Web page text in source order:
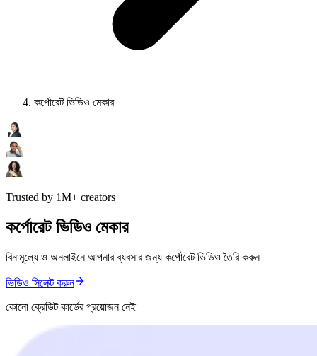
কর্পোরেট ভিডিও মেকার
Trusted by 1M+ creators
কর্পোরেট ভিডিও মেকার
বিনামূল্যে ও অনলাইনে আপনার ব্যবসার জন্য কর্পোরেট ভিডিও তৈরি করুন
ভিডিও সিলেক্ট করুন
কোনো ক্রেডিট কার্ডের প্রয়োজন নেই